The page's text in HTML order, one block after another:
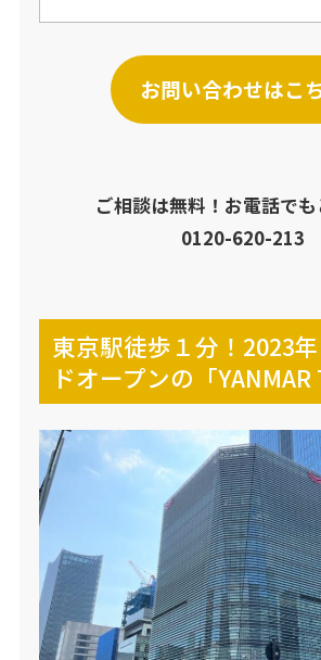
お問い合わせはこ
ご相談は無料！お電話で
0120-620-213
東京駅徒歩１分！2023
ドオープンの「YANMAR